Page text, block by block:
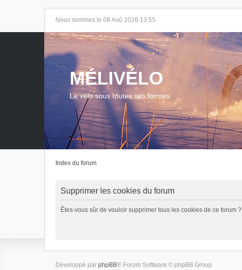
Nous sommes le 08 Aoû 2026 13:55
MÉLIVÉLO
Le vélo sous toutes ses formes
Index du forum
Supprimer les cookies du forum
Êtes-vous sûr de vouloir supprimer tous les cookies de ce forum ?
Développé par phpBB® Forum Software © phpBB Group